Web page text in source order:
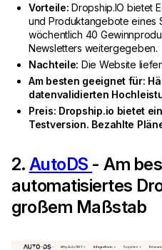
Vorteile:Dropship.IO bietet
und Produktangebote eines
wöchentlich 40
Newsletters weitergegeben.
Nachteile: Die Website
Am besten geeignet für:
datenvalidierten
Preis: Dropship.io bietet
Testversion. Bezahlte
2. AutoDS - Am
automatisiertes
großem Maßstab